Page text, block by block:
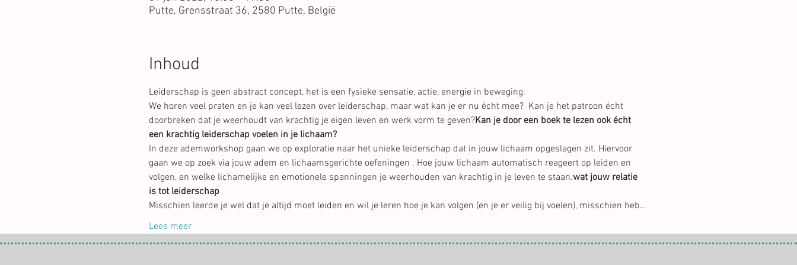
Putte, Grensstraat 36, 2580 Putte, België
Inhoud
Leiderschap is geen abstract concept, het is een fysieke sensatie, actie, energie in beweging.
We horen veel praten en je kan veel lezen over leiderschap, maar wat kan je er nu écht mee? Kan je het patroon écht
doorbreken dat je weerhoudt van krachtig je eigen leven en werk vorm te geven?Kan je door een boek te lezen ook écht
een krachtig leiderschap voelen in je lichaam?
In deze ademworkshop gaan we op exploratie naar het unieke leiderschap dat in jouw lichaam opgeslagen zit. Hiervoor
gaan we op zoek via jouw adem en lichaamsgerichte oefeningen . Hoe jouw lichaam automatisch reageert op leiden en
volgen, en welke lichamelijke en emotionele spanningen je weerhouden van krachtig in je leven te staan.wat jouw relatie
is tot leiderschap
Misschien leerde je wel dat je altijd moet leiden en wil je leren hoe je kan volgen (en je er veilig bij voelen), misschien heb…
Lees meer